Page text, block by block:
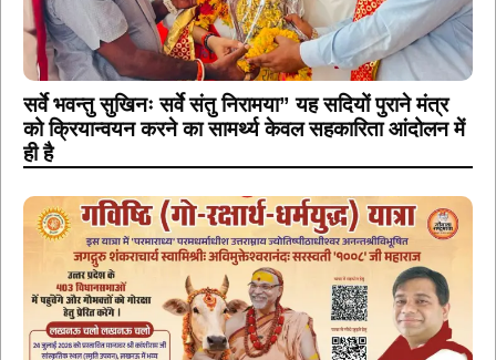
सर्वे भवन्तु सुखिनः सर्वे संतु निरामया” यह सदियों पुराने मंत्र
को क्रियान्वयन करने का सामर्थ्य केवल सहकारिता आंदोलन में
ही है